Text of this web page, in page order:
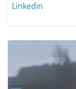
Linkedin